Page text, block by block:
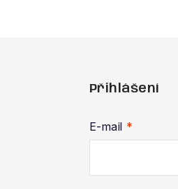
Přihlášení
E-mail